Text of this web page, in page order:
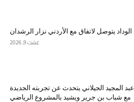
الوداد يتوصل لاتفاق مع الأردني نزار الرشدان
غشت 9, 2026
عبد المجيد الجيلاني يتحدث عن تجربته الجديدة
مع شباب بن جرير ويشيد بالمشروع الرياضي